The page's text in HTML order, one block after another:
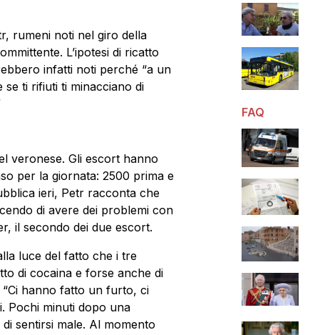
rumeni noti nel giro della
L’ipotesi di ricatto
infatti noti perché “a un
ti rifiuti ti minacciano di
veronese. Gli escort hanno
per la giornata: 2500 prima e
ieri, Petr racconta che
di avere dei problemi con
il secondo dei due escort.
luce del fatto che i tre
di cocaina e forse anche di
hanno fatto un furto, ci
Pochi minuti dopo una
sentirsi male. Al momento
FAQ